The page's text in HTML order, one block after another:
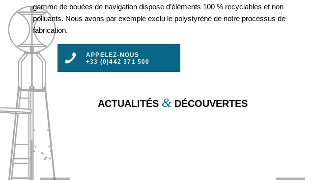
gamme de bouées de navigation dispose d’éléments 100 % recyclables et non
polluants. Nous avons par exemple exclu le polystyrène de notre processus de
fabrication.
APPELEZ-NOUS
+33 (0)442 371 500
ACTUALITÉS &DÉCOUVERTES